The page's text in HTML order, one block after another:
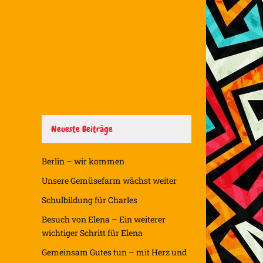
Neueste Beiträge
Berlin – wir kommen
Unsere Gemüsefarm wächst weiter
Schulbildung für Charles
Besuch von Elena – Ein weiterer
wichtiger Schritt für Elena
Gemeinsam Gutes tun – mit Herz und